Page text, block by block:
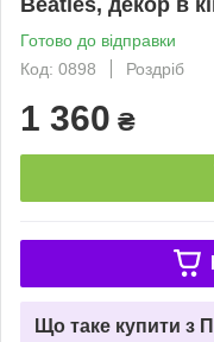
Готово до відправки
Код: 0898
Роздріб
1 360 ₴
Що таке купити з